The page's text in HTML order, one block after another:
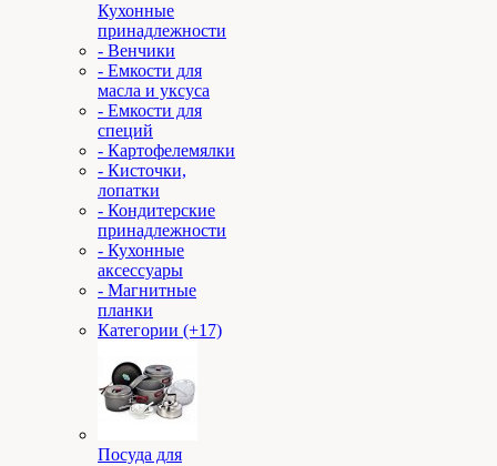
Кухонные
принадлежности
- Венчики
- Емкости для
масла и уксуса
- Емкости для
специй
- Картофелемялки
- Кисточки,
лопатки
- Кондитерские
принадлежности
- Кухонные
аксессуары
- Магнитные
планки
Категории (+17)
Посуда для